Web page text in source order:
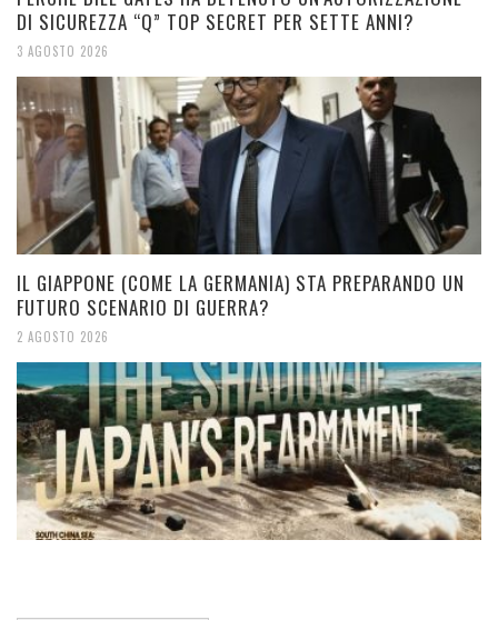
DI SICUREZZA “Q” TOP SECRET PER SETTE ANNI?
3 AGOSTO 2026
IL GIAPPONE (COME LA GERMANIA) STA PREPARANDO UN
FUTURO SCENARIO DI GUERRA?
2 AGOSTO 2026